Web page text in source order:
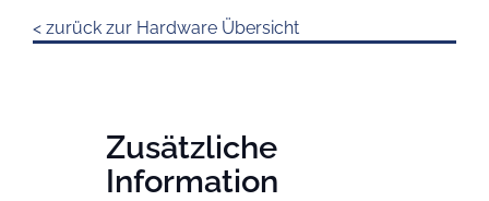
< zurück zur Hardware Übersicht
Zusätzliche
Information